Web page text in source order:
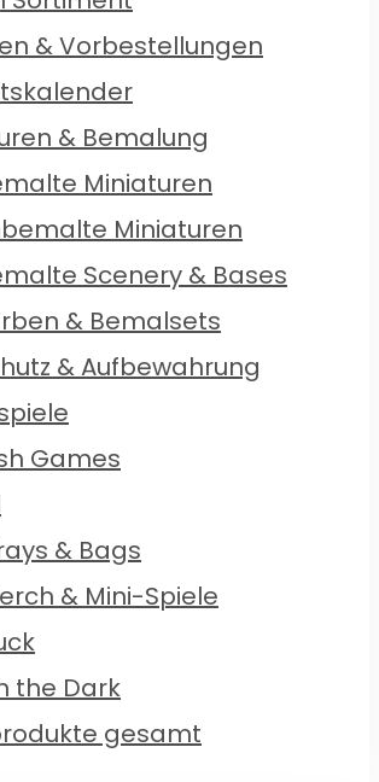
& Vorbestellungen
& Bemalung
Miniaturen
Miniaturen
Scenery & Bases
& Bemalsets
& Aufbewahrung
Games
& Bags
& Mini-Spiele
the Dark
gesamt